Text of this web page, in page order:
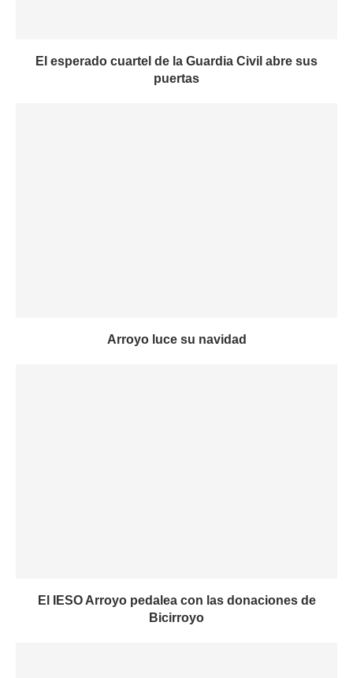
El esperado cuartel de la Guardia Civil abre sus
puertas
Arroyo luce su navidad
El IESO Arroyo pedalea con las donaciones de
Bicirroyo